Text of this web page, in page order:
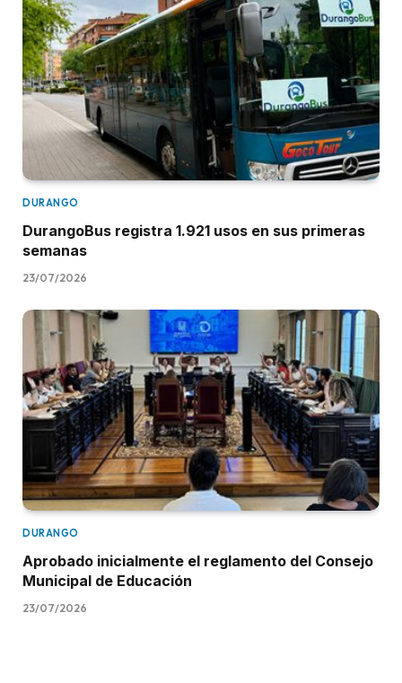
DURANGO
DurangoBus registra 1.921 usos en sus primeras
semanas
23/07/2026
DURANGO
Aprobado inicialmente el reglamento del Consejo
Municipal de Educación
23/07/2026